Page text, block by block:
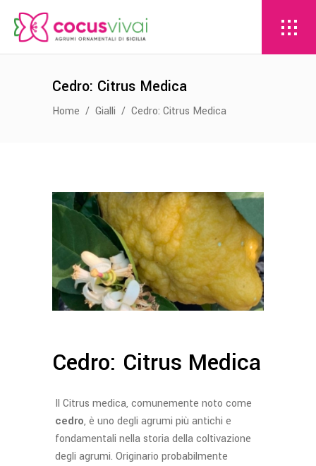
Cedro: Citrus Medica
Home / Gialli / Cedro: Citrus Medica
Cedro: Citrus Medica
Il Citrus medica, comunemente noto come
cedro, è uno degli agrumi più antichi e
fondamentali nella storia della coltivazione
degli agrumi. Originario probabilmente